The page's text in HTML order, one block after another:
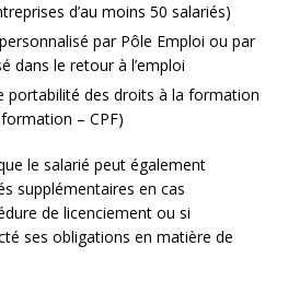
d’au moins 50 salariés)
par Pôle Emploi ou par
dans le retour à l’emploi
portabilité des droits à la formation
– CPF)
le salarié peut également
supplémentaires en cas
de licenciement ou si
ses obligations en matière de